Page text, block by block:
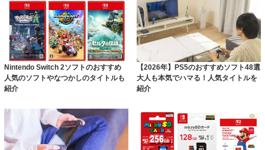
Nintendo Switch 2ソフトのおすすめ
人気のソフトやなつかしのタイトルも
紹介
【2026年】PS5のおすすめソフト48選
大人も本気でハマる！人気タイトルを
紹介